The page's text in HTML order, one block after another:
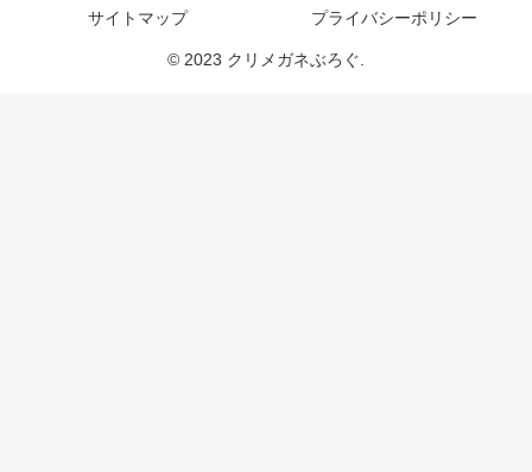
サイトマップ プライバシーポリシー
© 2023 クリメガネぶろぐ.